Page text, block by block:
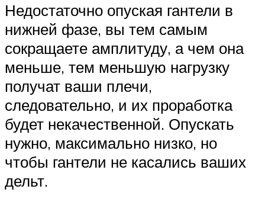
Недостаточно опуская гантели в
нижней фазе, вы тем самым
сокращаете амплитуду, а чем она
меньше, тем меньшую нагрузку
получат ваши плечи,
следовательно, и их проработка
будет некачественной. Опускать
нужно, максимально низко, но
чтобы гантели не касались ваших
дельт.